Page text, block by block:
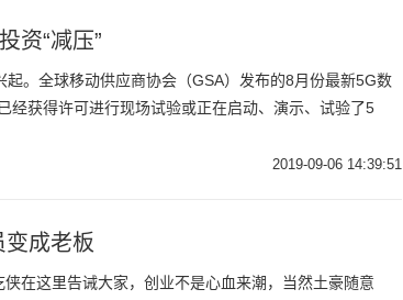
资“减压”
。全球移动供应商协会（GSA）发布的8月份最新5G数
经获得许可进行现场试验或正在启动、演示、试验了5
2019-09-06 14:39:51
成老板
在这里告诫大家，创业不是心血来潮，当然土豪随意